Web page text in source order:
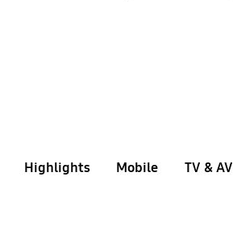
Highlights Mobile TV & AV